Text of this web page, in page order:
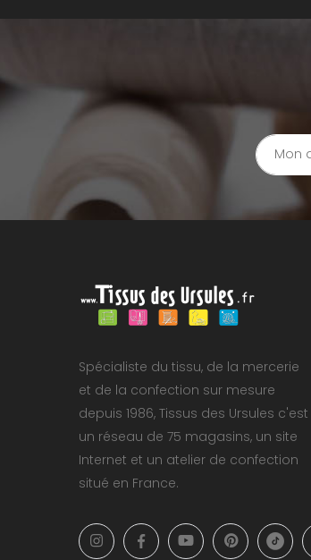
Spécialiste du tissu, de la mercerie
et de la confection sur mesure
depuis 1986, Tissus des Ursules c'est
un réseau de 75 magasins, un site
Internet et un atelier de confection
situé en France.